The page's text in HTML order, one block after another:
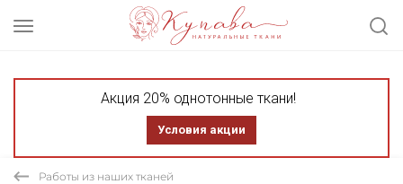
Акция 20% однотонные ткани!
Условия акции
Работы из наших тканей